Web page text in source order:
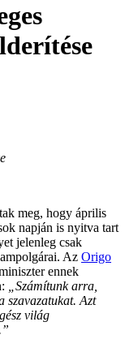
meg, hogy április
napján is nyitva tart
jelenleg csak
Az Origo
ennek
„Számítunk arra,
szavazatukat. Azt
világ